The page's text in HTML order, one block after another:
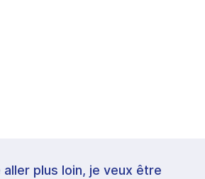
aller plus loin, je veux être